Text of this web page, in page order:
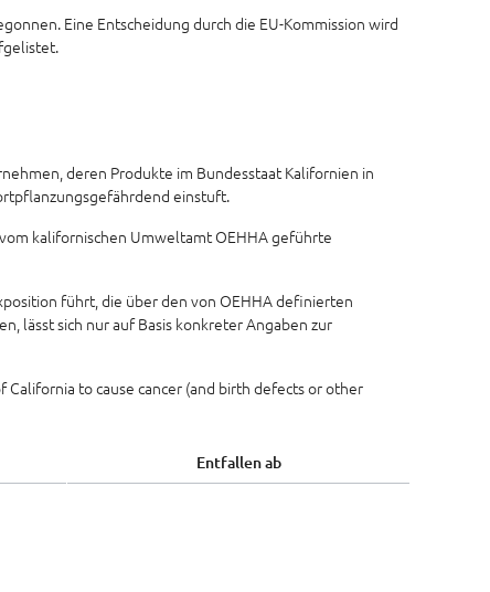
Eine Entscheidung durch die EU-Kommission wird
deren Produkte im Bundesstaat Kalifornien in
einstuft.
kalifornischen Umweltamt OEHHA geführte
führt, die über den von OEHHA definierten
lässt sich nur auf Basis konkreter Angaben zur
to cause cancer (and birth defects or other
Entfallen ab